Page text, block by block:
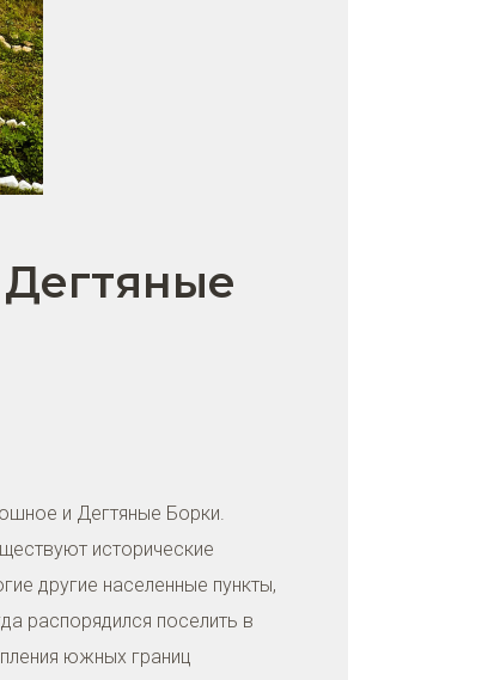
и Дегтяные Борки.
исторические
другие населенные пункты,
распорядился поселить в
южных границ